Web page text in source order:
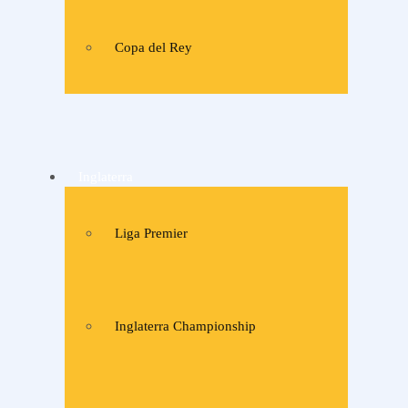
Copa del Rey
Liga Premier
Inglaterra Championship